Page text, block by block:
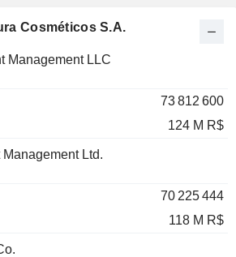
Cosméticos S.A.
Management LLC
73 812 600
124 M R$
Ltd.
70 225 444
118 M R$